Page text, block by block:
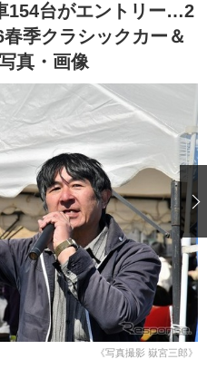
関西
四国
沖縄
愛車 File
ストップ！不具合修理＆粗悪修理
洗車
コーティング
防錆
カーメーカー「旧車」関連プロジェ
クト
プロショップ検索
154台がエントリー…2
季クラシックカー＆
真・画像
《写真撮影 嶽宮三郎》